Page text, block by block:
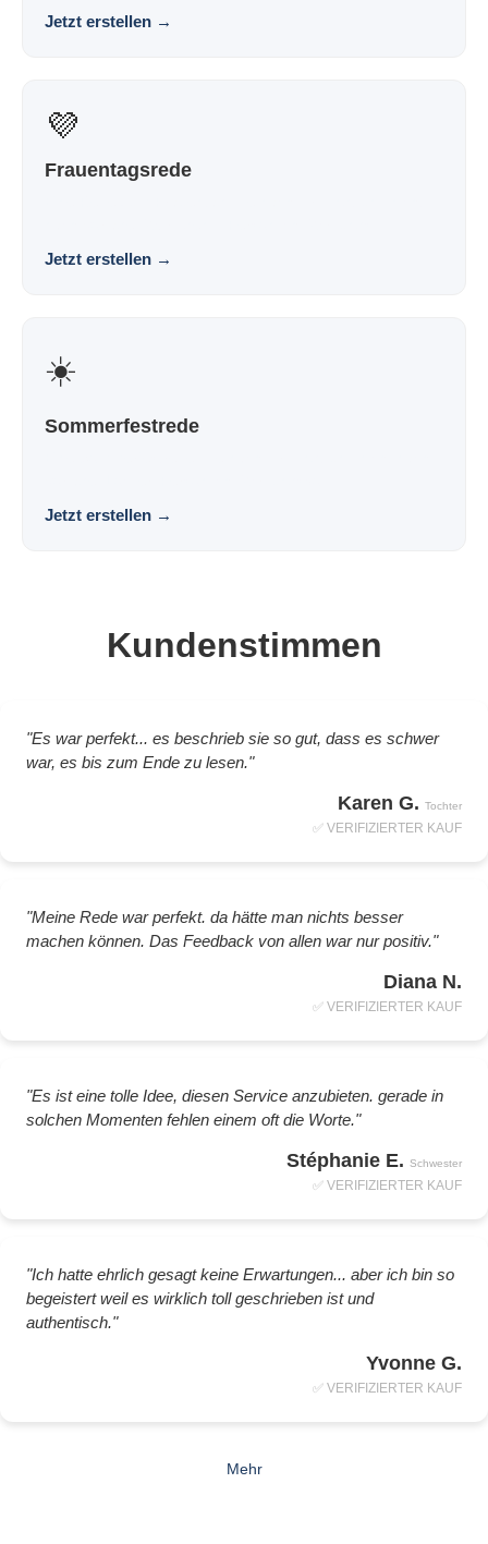
Jetzt erstellen →
💜
Frauentagsrede
Jetzt erstellen →
☀️
Sommerfestrede
Jetzt erstellen →
Kundenstimmen
"Es war perfekt... es beschrieb sie so gut, dass es schwer
war, es bis zum Ende zu lesen."
Karen G. Tochter
✅ VERIFIZIERTER KAUF
"Meine Rede war perfekt. da hätte man nichts besser
machen können. Das Feedback von allen war nur positiv."
Diana N.
✅ VERIFIZIERTER KAUF
"Es ist eine tolle Idee, diesen Service anzubieten. gerade in
solchen Momenten fehlen einem oft die Worte."
Stéphanie E. Schwester
✅ VERIFIZIERTER KAUF
"Ich hatte ehrlich gesagt keine Erwartungen... aber ich bin so
begeistert weil es wirklich toll geschrieben ist und
authentisch."
Yvonne G.
✅ VERIFIZIERTER KAUF
Mehr